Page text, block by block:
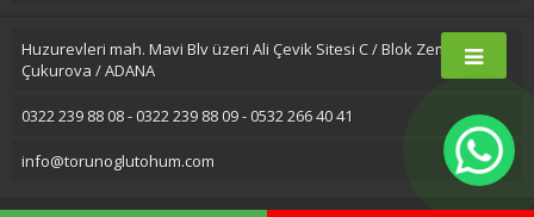
Huzurevleri mah. Mavi Blv üzeri Ali Çevik Sitesi C / Blok Zemin Kat
Çukurova / ADANA
0322 239 88 08 - 0322 239 88 09 - 0532 266 40 41
info@torunoglutohum.com